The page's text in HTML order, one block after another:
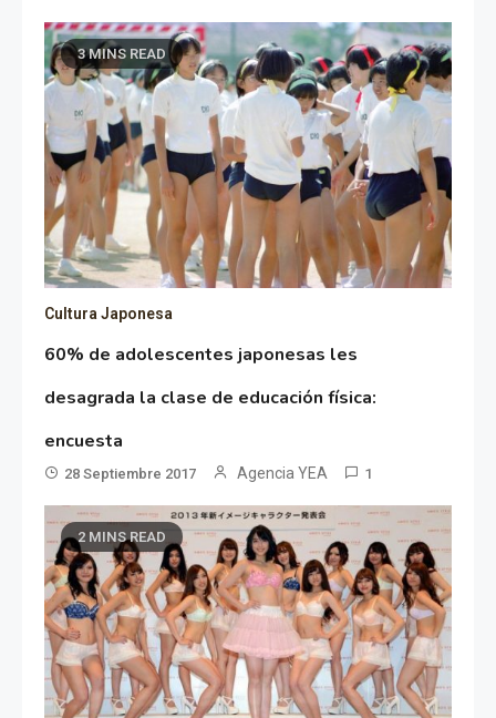
3 MINS READ
Cultura Japonesa
60% de adolescentes japonesas les
desagrada la clase de educación física:
encuesta
28 Septiembre 2017 Agencia YEA 1
2 MINS READ